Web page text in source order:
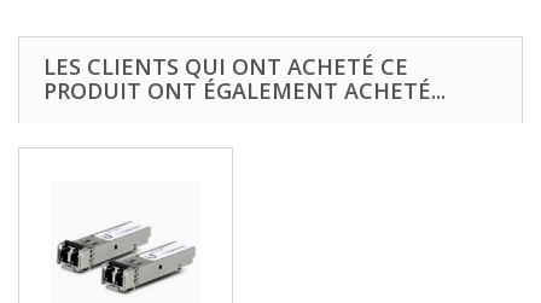
LES CLIENTS QUI ONT ACHETÉ CE
PRODUIT ONT ÉGALEMENT ACHETÉ...